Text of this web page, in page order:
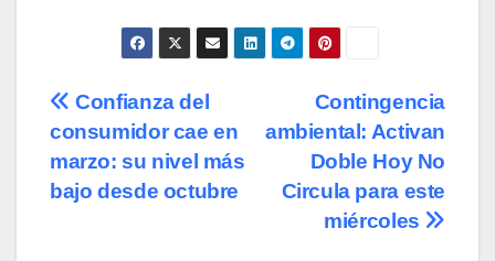
Navegación
de
entradas
Contingencia
ambiental: Activan
Doble Hoy No
Circula para este
miércoles
Confianza del
consumidor cae en
marzo: su nivel más
bajo desde octubre